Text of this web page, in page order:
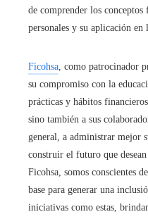
de comprender los conceptos
personales y su aplicación en
Ficohsa, como patrocinador
su compromiso con la
prácticas y hábitos
sino también a sus
general, a administrar mejor
construir el futuro que
Ficohsa, somos conscientes
base para generar una
iniciativas como estas,